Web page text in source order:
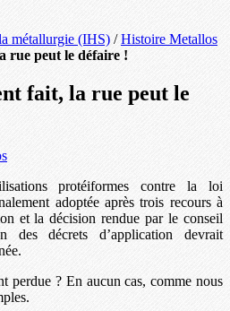
métallurgie (IHS) /Histoire Metallos
rue peut le défaire !
fait, la rue peut le
protéiformes contre la loi
adoptée après trois recours à
et la décision rendue par le conseil
des décrets d’application devrait
perdue ? En aucun cas, comme nous